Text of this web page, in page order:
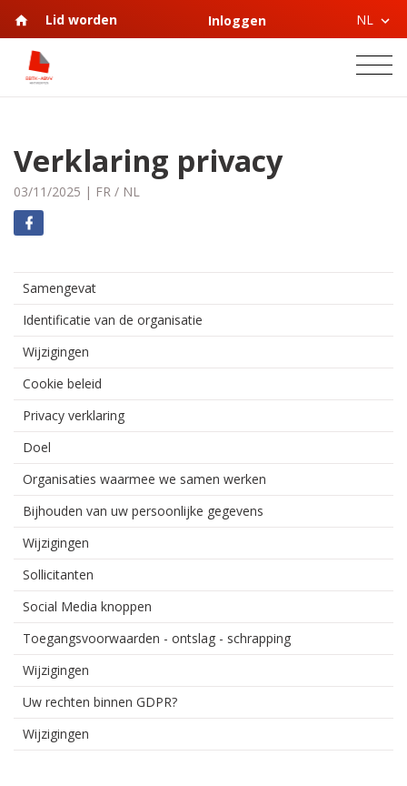
Lid worden Inloggen NL
Verklaring privacy
03/11/2025 | FR / NL
Samengevat
Identificatie van de organisatie
Wijzigingen
Cookie beleid
Privacy verklaring
Doel
Organisaties waarmee we samen werken
Bijhouden van uw persoonlijke gegevens
Wijzigingen
Sollicitanten
Social Media knoppen
Toegangsvoorwaarden - ontslag - schrapping
Wijzigingen
Uw rechten binnen GDPR?
Wijzigingen